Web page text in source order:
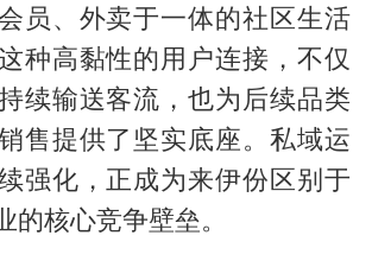
员、外卖于一体的社区生活
种高黏性的用户连接，不仅
续输送客流，也为后续品类
售提供了坚实底座。私域运
强化，正成为来伊份区别于
的核心竞争壁垒。